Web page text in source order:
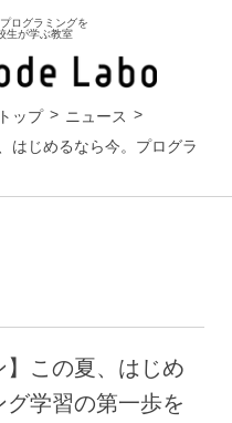
ログラミングを
生が学ぶ教室
ップ
ニュース
はじめるなら今。プログラ
】この夏、はじめ
学習の第一歩を